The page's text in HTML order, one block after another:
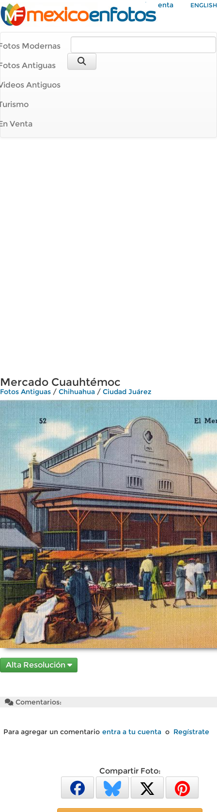
Mi Cuenta ENGLISH
Modernas
Antiguas
Antiguos
Venta
Mercado Cuauhtémoc
Fotos Antiguas / Chihuahua / Ciudad Juárez
Alta Resolución
Comentarios:
Para agregar un comentario entra a tu cuenta o Regístrate
Compartir Foto: